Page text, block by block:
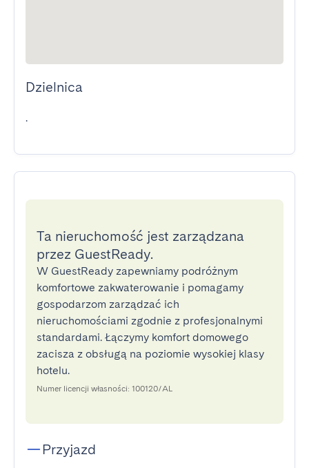
Dzielnica
.
Ta nieruchomość jest zarządzana
przez GuestReady.
W GuestReady zapewniamy podróżnym
komfortowe zakwaterowanie i pomagamy
gospodarzom zarządzać ich
nieruchomościami zgodnie z profesjonalnymi
standardami. Łączymy komfort domowego
zacisza z obsługą na poziomie wysokiej klasy
hotelu.
Numer licencji własności: 100120/AL
Przyjazd